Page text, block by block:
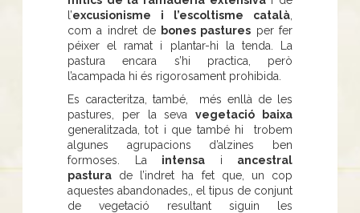
l’excusionisme i l’escoltisme català
com a indret de bones pastures per fer
péixer el ramat i plantar-hi la tenda. La
pastura encara s’hi practica, però
l’acampada hi és rigorosament prohibida.
Es caracteritza, també, més enllà de les
pastures, per la sevavegetació baixa
generalitzada, tot i que també hi trobem
algunes agrupacions d’alzines ben
formoses. La intensa i ancestral
pastura de l’indret ha fet que, un cop
aquestes abandonades,, el tipus de conjunt
de vegetació resultant siguin les